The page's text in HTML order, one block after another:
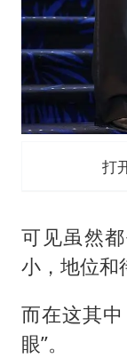
打
可见虽然
小，地位和
而在这其
眼”。